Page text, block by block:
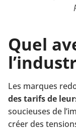
Quel
Les marques
des tarifs de
soucieuses de
créer des